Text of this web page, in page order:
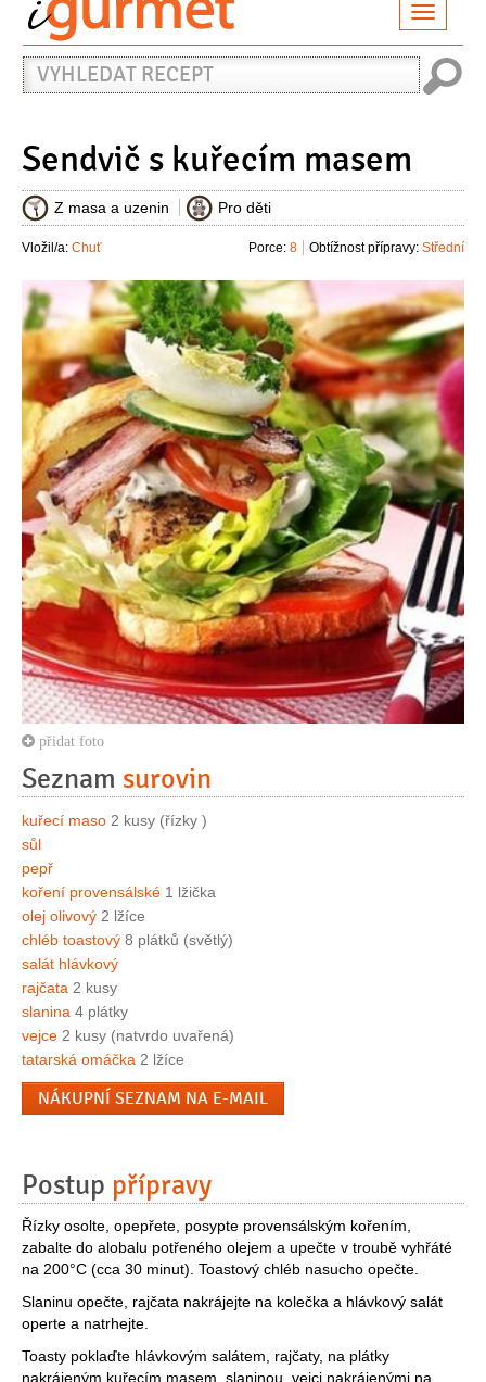
Vyhledat
recept
Sendvič s kuřecím masem
Z masa a uzenin Pro děti
Vložil/a: Chuť Obtížnost přípravy: Střední
Porce: 8
přidat foto
Seznam surovin
kuřecí maso 2 kusy (řízky )
sůl
pepř
koření provensálské 1 lžička
olej olivový 2 lžíce
chléb toastový 8 plátků (světlý)
salát hlávkový
rajčata 2 kusy
slanina 4 plátky
vejce 2 kusy (natvrdo uvařená)
tatarská omáčka 2 lžíce
NÁKUPNÍ SEZNAM NA E-MAIL
Postup přípravy
Řízky osolte, opepřete, posypte provensálským kořením,
zabalte do alobalu potřeného olejem a upečte v troubě vyhřáté
na 200°C (cca 30 minut). Toastový chléb nasucho opečte.
Slaninu opečte, rajčata nakrájejte na kolečka a hlávkový salát
operte a natrhejte.
Toasty poklaďte hlávkovým salátem, rajčaty, na plátky
nakrájeným kuřecím masem, slaninou, vejci nakrájenými na